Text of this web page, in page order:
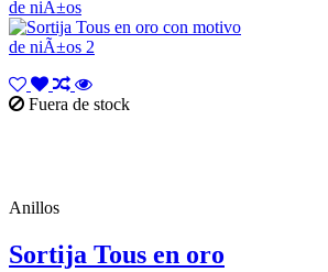
Fuera de stock
Anillos
Sortija Tous en oro